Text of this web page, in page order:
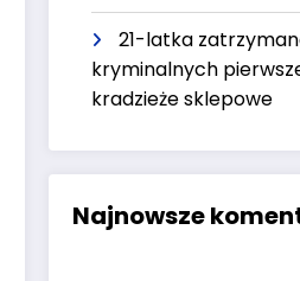
21-latka
kryminalnych
kradzieże sklepowe
Najnowsze